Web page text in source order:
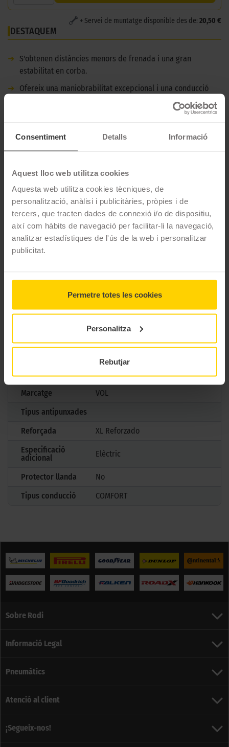
Consentiment Detalls Informació
Aquest lloc web utilitza cookies
Aquesta web utilitza cookies tècniques, de
personalització, anàlisi i publicitàries, pròpies i de
tercers, que tracten dades de connexió i/o de dispositiu,
així com hàbits de navegació per facilitar-li la navegació,
analitzar estadístiques de l'ús de la web i personalitzar
publicitat.
Permetre totes les cookies
Personalitza
Rebutjar
+ Servei de muntatge disponible des de: 20,50 €
DESTAQUEM
➜
S'obtenen distàncies menors de frenada i una gran
estabilitat en corba.
➜
Ofereix una maniobrabilitat excepcional i una conducció
Proporciona una resistència baixa a la banda de rodament i
DESCRIPCIÓ CONTINENTAL ECOCONTACT 6 -
El Continental EcoContact 6 és un pneumàtic ideal per a una
conducció esportiva. Amb un control excepcional fins i tot a
velocitats vertiginoses, aquest pneumàtic et permet un confort
sense límits en qualsevol situació.
CARACTERÍSTIQUES TÈCNIQUES
Marca
Continental
ECOCONTACT 6
Mesures
245/35 R21 96 W
3PMSF
No
Marcatge
VOL
Tipus antipunxades
Reforçada
XL Reforzado
Especificació
adicional
Elèctric
Protector llanda
No
Tipus conducció
COMFORT
Sobre Rodi
Informació Legal
Pneumàtics
Atenció al client
¡Segueix-nos!